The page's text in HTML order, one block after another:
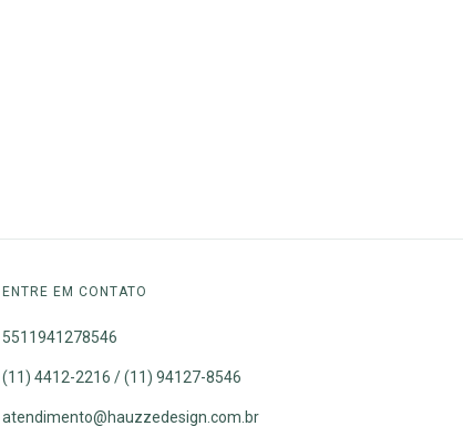
ENTRE EM CONTATO
5511941278546
(11) 4412-2216 / (11) 94127-8546
atendimento@hauzzedesign.com.br